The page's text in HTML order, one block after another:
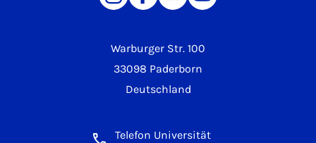
Warburger Str. 100
33098 Paderborn
Deutschland
Telefon Universität